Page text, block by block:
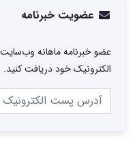
عضویت خبرنامه
عضو خبرنامه ماهانه
الکترونیک خود دریافت کنید.